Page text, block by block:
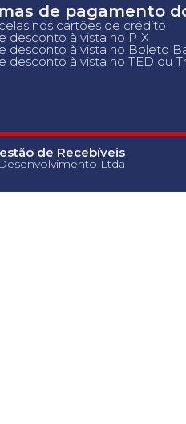
de pagamento
nos cartões de crédito
desconto à vista no PIX
desconto à vista no Boleto
desconto à vista no TED ou
de Recebíveis
Ltda